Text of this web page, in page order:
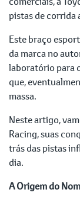
pistas de corrida
Este braço
da marca no
laboratório para
que,
massa.
Neste artigo,
Racing, suas
trás das pistas
dia.
A Origem do